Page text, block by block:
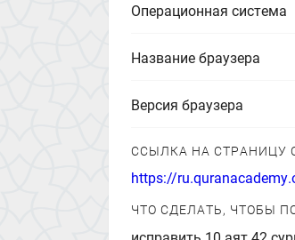
Операционная система
Название браузера
Версия браузера
ССЫЛКА НА СТРАНИЦУ
https://
ЧТО СДЕЛАТЬ, ЧТОБЫ